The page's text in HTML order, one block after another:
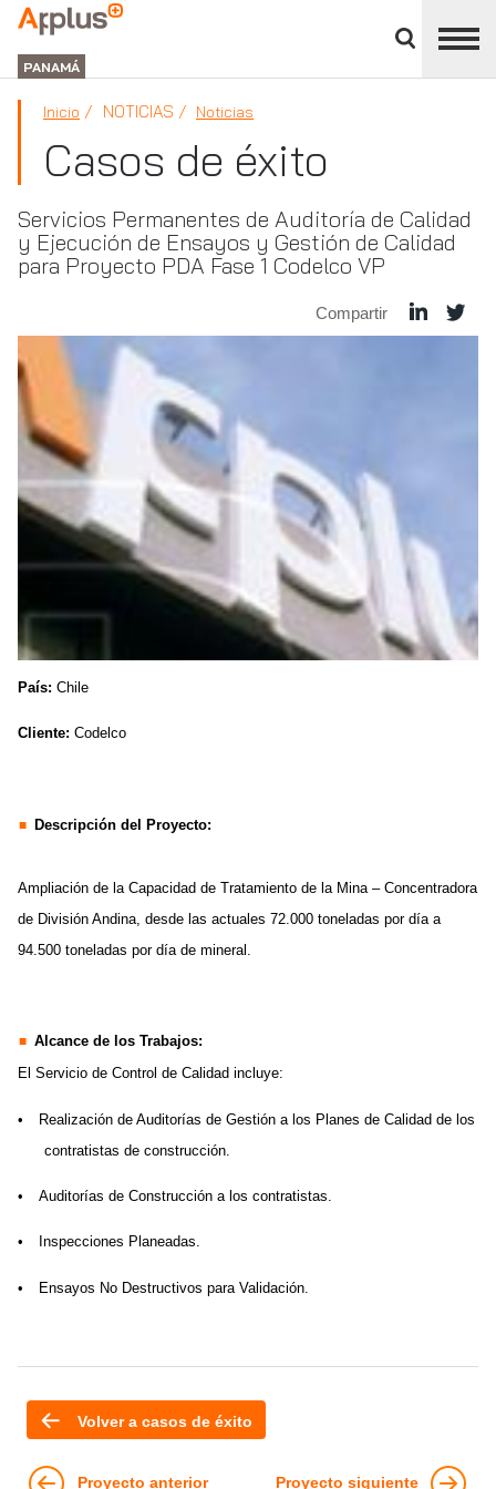
panel
APPLUS+
GROUP
PANAMÁ
Inicio NOTICIAS Noticias
Casos de éxito
Servicios Permanentes de Auditoría de Calidad
y Ejecución de Ensayos y Gestión de Calidad
para Proyecto PDA Fase 1 Codelco VP
Compartir
País: Chile
Cliente: Codelco
Descripción del Proyecto:
Ampliación de la Capacidad de Tratamiento de la Mina – Concentradora
de División Andina, desde las actuales 72.000 toneladas por día a
94.500 toneladas por día de mineral.
Alcance de los Trabajos:
El Servicio de Control de Calidad incluye:
•
Realización de Auditorías de Gestión a los Planes de Calidad de los
contratistas de construcción.
• Auditorías de Construcción a los contratistas.
• Inspecciones Planeadas.
• Ensayos No Destructivos para Validación.
Volver a casos de éxito
Proyecto anterior Proyecto siguiente